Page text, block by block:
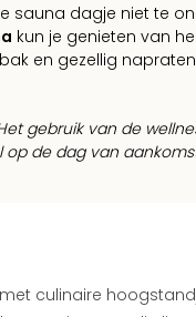
sauna dagje niet te
kun je genieten van
en gezellig
gebruik van de
op de dag van
culinaire